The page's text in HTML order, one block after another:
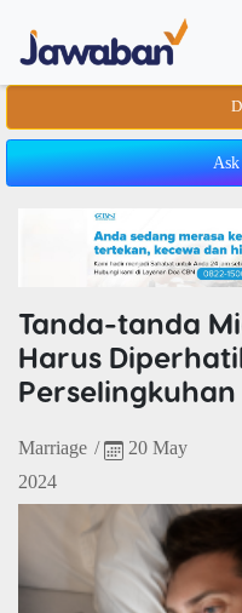
Tanda-tanda
Harus
Perselingkuhan
Marriage /
20 May
2024